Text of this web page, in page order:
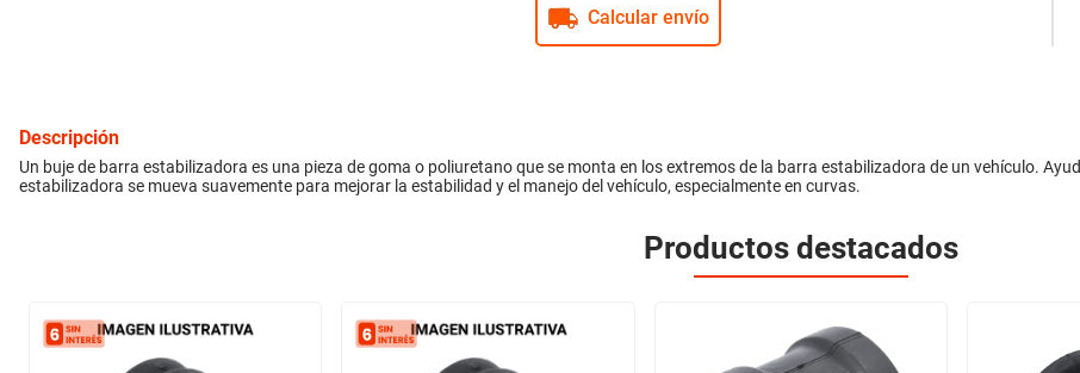
Calcular envío
Descripción
Un buje de barra estabilizadora es una pieza de goma o poliuretano que se monta en los extremos de la barra estabilizadora de un vehículo.
estabilizadora se mueva suavemente para mejorar la estabilidad y el manejo del vehículo, especialmente en curvas.
Productos destacados